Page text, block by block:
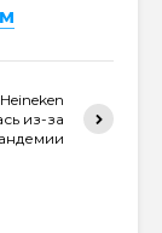
из-за